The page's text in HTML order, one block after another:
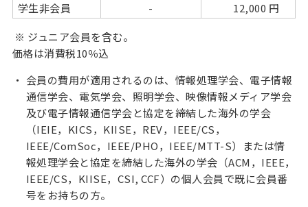
学生非会員
-
12,000 円
※ ジュニア会員を含む。
価格は消費税10％込
会員の費用が適用されるのは、情報処理学会、電子情報
通信学会、電気学会、照明学会、映像情報メディア学会
及び電子情報通信学会と協定を締結した海外の学会
（IEIE，KICS，KIISE，REV，IEEE/CS，
IEEE/ComSoc，IEEE/PHO，IEEE/MTT-S）または情
報処理学会と協定を締結した海外の学会（ACM，IEEE，
IEEE/CS，KIISE，CSI, CCF）の個人会員で既に会員番
号をお持ちの方。